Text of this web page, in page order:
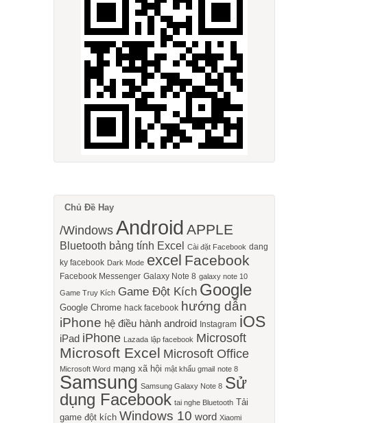
Chủ Đề Hay
/Windows Android APPLE
Bluetooth bảng tính Excel Cài đặt Facebook dang
ky facebook Dark Mode excel Facebook
Facebook Messenger Galaxy Note 8 galaxy note 10
Game Truy Kích Game Đột Kích Google
Google Chrome hack facebook hướng dẫn
iPhone hệ điều hành android Instagram iOS
iPad iPhone Lazada lập facebook Microsoft
Microsoft Excel Microsoft Office
Microsoft Word mạng xã hội mật khẩu gmail note 8
Samsung Samsung Galaxy Note 8 Sử
dụng Facebook tai nghe Bluetooth Tải
game đột kích Windows 10 word Xiaomi